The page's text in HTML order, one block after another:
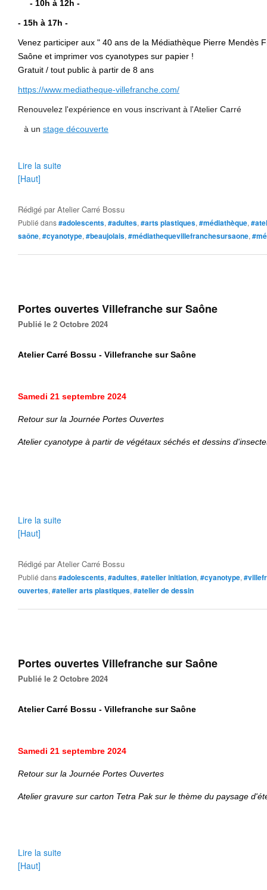
- 10h à 12h -
- 15h à 17h -
Venez participer aux " 40 ans de la Médiathèque Pierre Mendès
Saône et imprimer vos cyanotypes sur papier !
Gratuit / tout public à partir de 8 ans
https://www.mediatheque-villefranche.com/
Renouvelez l'expérience en vous inscrivant à l'Atelier Carré
à un stage découverte
Lire la suite
[Haut]
Rédigé parAtelier Carré Bossu
Publié dans#adolescents, #adultes, #arts plastiques, #médiathèque,
saône, #cyanotype, #beaujolais, #médiathequevillefranchesursaone,
Portes ouvertes Villefranche sur Saône
Publié le 2 Octobre 2024
Atelier Carré Bossu - Villefranche sur Saône
Samedi 21 septembre 2024
Retour sur la Journée Portes Ouvertes
Atelier cyanotype à partir de végétaux séchés et dessins
Lire la suite
[Haut]
Rédigé parAtelier Carré Bossu
Publié dans#adolescents, #adultes, #atelier initiation, #cyanotype,
ouvertes, #atelier arts plastiques, #atelier de dessin
Portes ouvertes Villefranche sur Saône
Publié le 2 Octobre 2024
Atelier Carré Bossu - Villefranche sur Saône
Samedi 21 septembre 2024
Retour sur la Journée Portes Ouvertes
Atelier gravure sur carton Tetra Pak sur le thème du paysage
Lire la suite
[Haut]